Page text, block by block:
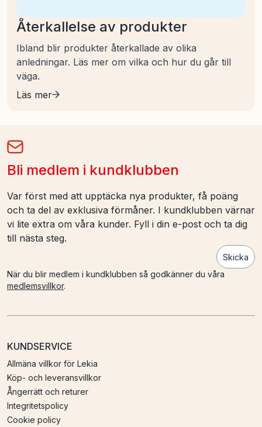
Återkallelse av produkter
Ibland blir produkter återkallade av olika
anledningar. Läs mer om vilka och hur du går till
väga.
Läs mer
Bli medlem i kundklubben
Var först med att upptäcka nya produkter, få poäng
och ta del av exklusiva förmåner. I kundklubben värnar
vi lite extra om våra kunder. Fyll i din e-post och ta dig
till nästa steg.
Skicka
När du blir medlem i kundklubben så godkänner du våra
medlemsvillkor.
KUNDSERVICE
Allmäna villkor för Lekia
Köp- och leveransvillkor
Ångerrätt och returer
Integritetspolicy
Cookie policy